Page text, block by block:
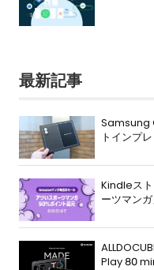
最新記事
Samsung
トインプ
Kindleス
ーツマン
Play 80